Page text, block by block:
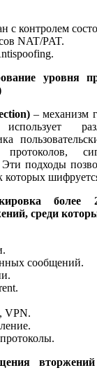
с контролем
NAT/PAT.
уровня
– механизм
Эти подходы
более
среди
сообщений.
VPN.